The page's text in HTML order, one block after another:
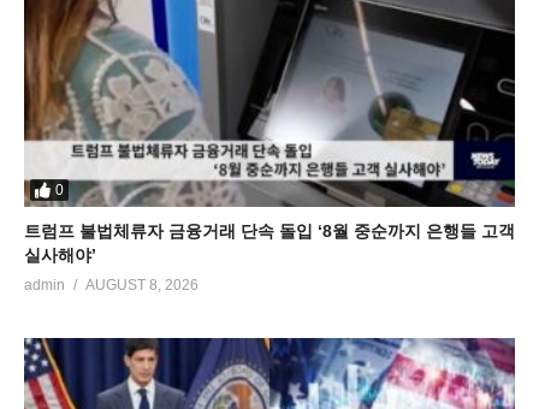
0
트럼프 불법체류자 금융거래 단속 돌입 ‘8월 중순까지 은행들 고객
실사해야’
admin AUGUST 8, 2026